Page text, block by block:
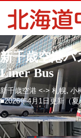
新千歳空港バ
Liner Bus
新千歳空港 <-> 札幌, 小
■2026年4月1日更新（